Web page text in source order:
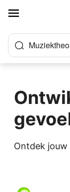
Ontdek jouw